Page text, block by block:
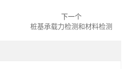
下一个
桩基承载力检测和材料检测